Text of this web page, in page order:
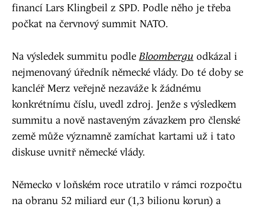
financí Lars Klingbeil z SPD. Podle něho je třeba
počkat na červnový summit NATO.
Na výsledek summitu podleBloombergu odkázal i
nejmenovaný úředník německé vlády. Do té doby se
kancléř Merz veřejně nezaváže k žádnému
konkrétnímu číslu, uvedl zdroj. Jenže s výsledkem
summitu a nově nastaveným závazkem pro členské
země může významně zamíchat kartami už i tato
diskuse uvnitř německé vlády.
Německo v loňském roce utratilo v rámci rozpočtu
na obranu 52 miliard eur (1,3 bilionu korun) a